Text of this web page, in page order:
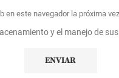
en este navegador la próxima
y el manejo de